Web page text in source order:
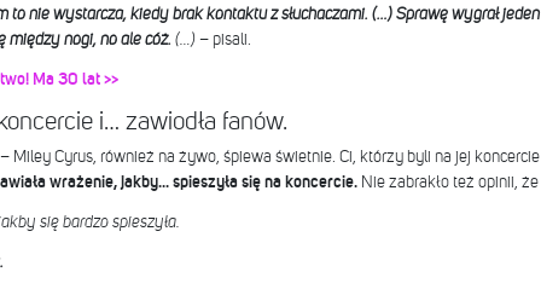
to nie wystarcza, kiedy brak kontaktu z słuchaczami. (…) Sprawę wygrał
między nogi, no ale cóż. (…) – pisali.
Ma 30 lat >>
i… zawiodła fanów.
Miley Cyrus, również na żywo, śpiewa świetnie. Ci, którzy byli na jej
wrażenie, jakby... spieszyła się na koncercie. Nie zabrakło też opinii,
się bardzo spieszyła.